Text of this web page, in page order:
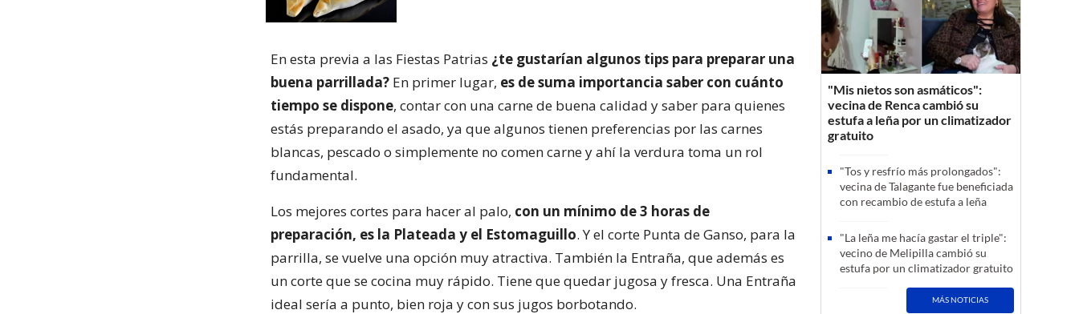
En esta previa a las Fiestas Patrias ¿te gustarían algunos tips para preparar una
buena parrillada? En primer lugar, es de suma importancia saber con cuánto
tiempo se dispone, contar con una carne de buena calidad y saber para quienes
estás preparando el asado, ya que algunos tienen preferencias por las carnes
blancas, pescado o simplemente no comen carne y ahí la verdura toma un rol
fundamental.
Los mejores cortes para hacer al palo, con un mínimo de 3 horas de
preparación, es la Plateada y el Estomaguillo. Y el corte Punta de Ganso, para la
parrilla, se vuelve una opción muy atractiva. También la Entraña, que además es
un corte que se cocina muy rápido. Tiene que quedar jugosa y fresca. Una Entraña
ideal sería a punto, bien roja y con sus jugos borbotando.
"Mis nietos son asmáticos":
vecina de Renca cambió su
estufa a leña por un climatizador
gratuito
"Tos y resfrío más prolongados":
vecina de Talagante fue beneficiada
con recambio de estufa a leña
"La leña me hacía gastar el triple":
vecino de Melipilla cambió su
estufa por un climatizador gratuito
MÁS NOTICIAS